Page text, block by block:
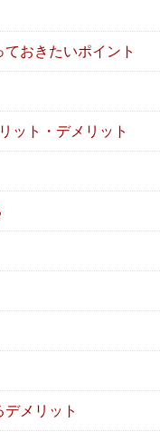
おきたいポイント
ット・デメリット
メリット